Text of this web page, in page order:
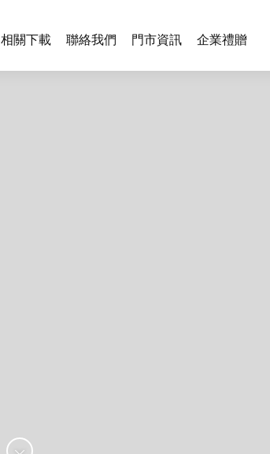
相關下載 聯絡我們 門市資訊 企業禮贈